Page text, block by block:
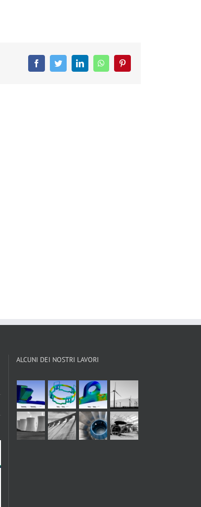
FacebookTwitterLinkedInWhatsApp
ALCUNI DEI NOSTRI LAVORI